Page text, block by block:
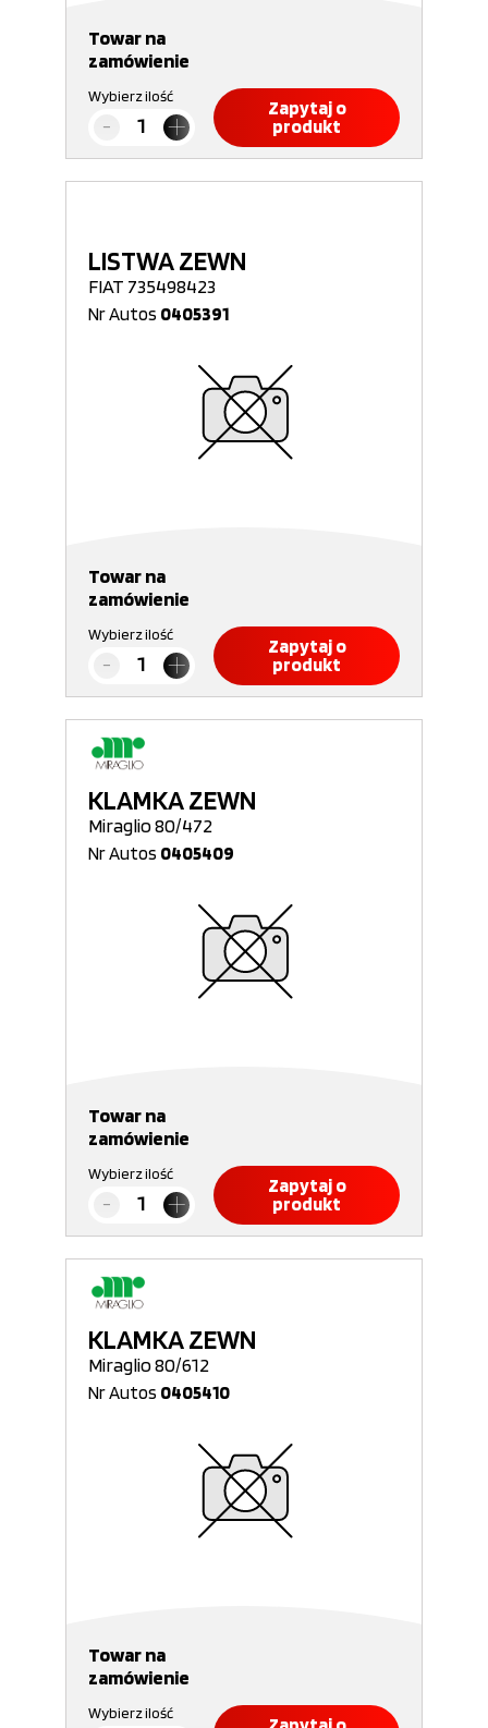
Towar na
zamówienie
Wybierz ilość
Zapytaj o
produkt
LISTWA ZEWN
FIAT 735498423
Nr Autos 0405391
Towar na
zamówienie
Wybierz ilość
Zapytaj o
produkt
KLAMKA ZEWN
Miraglio 80/472
Nr Autos 0405409
Towar na
zamówienie
Wybierz ilość
Zapytaj o
produkt
KLAMKA ZEWN
Miraglio 80/612
Nr Autos 0405410
Towar na
zamówienie
Wybierz ilość